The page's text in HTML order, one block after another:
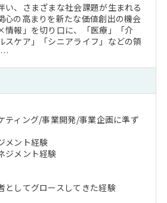
い、さまざまな社会課題が生まれる
心の高まりを新たな価値創出の機会
報」を切り口に、「医療」「介
スケア」「シニアライフ」などの領
…
ティング/事業開発/事業企画に準ず
メント経験
ジメント経験
としてグロースしてきた経験